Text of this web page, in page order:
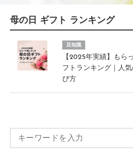
母の日 ギフト ランキング
豆知識
【2025年実績】もら
フトランキング｜人
び方